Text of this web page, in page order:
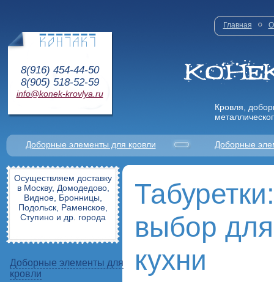
8(916) 454-44-50
8(905) 518-52-59
info@konek-krovlya.ru
Главная О
Кровля,
Доборные элементы для кровли Доборные
Осуществляем доставку
в Москву, Домодедово,
Видное, Бронницы,
Подольск, Раменское,
Ступино и др. города
Доборные элементы для
кровли
выбор
кухни